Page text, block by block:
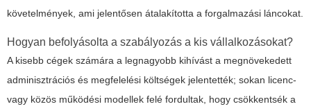
követelmények, ami jelentősen átalakította a forgalmazási láncokat.
Hogyan befolyásolta a szabályozás a kis vállalkozásokat?
A kisebb cégek számára a legnagyobb kihívást a megnövekedett
adminisztrációs és megfelelési költségek jelentették; sokan licenc-
vagy közös működési modellek felé fordultak, hogy csökkentsék a